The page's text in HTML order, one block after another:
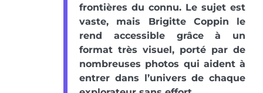
frontières du connu. Le sujet est
vaste, mais Brigitte Coppin le
rend accessible grâce à un
format très visuel, porté par de
nombreuses photos qui aident à
entrer dans l’univers de chaque